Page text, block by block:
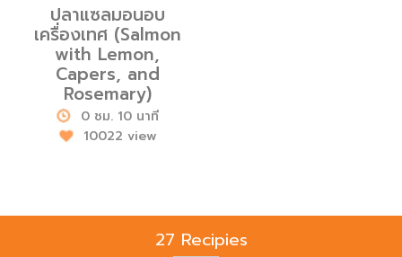
ปลาแซลมอนอบ
เครื่องเทศ (Salmon
with Lemon,
Capers, and
Rosemary)
0 ชม. 10 นาที
10022 view
27 Recipies